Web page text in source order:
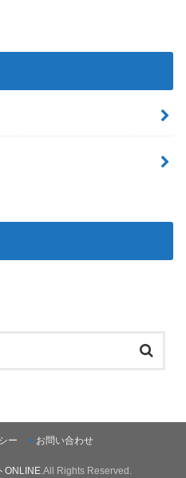
ー お問い合わせ
ONLINE .All Rights Reserved.